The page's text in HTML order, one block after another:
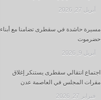
أبريل 27, 2026
مسيرة حاشدة في سقطرى تضامنا مع أبناء
حضرموت
أبريل 9, 2026
اجتماع انتقالي سقطرى يستنكر إغلاق
مقرات المجلس في العاصمة عدن
فبراير 27, 2026